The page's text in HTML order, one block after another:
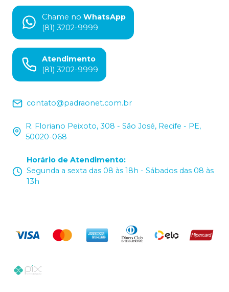
Chame no WhatsApp
(81) 3202-9999
Atendimento
(81) 3202-9999
contato@padraonet.com.br
R. Floriano Peixoto, 308 - São José, Recife - PE,
50020-068
Horário de Atendimento:
Segunda a sexta das 08 às 18h - Sábados das 08 às
13h